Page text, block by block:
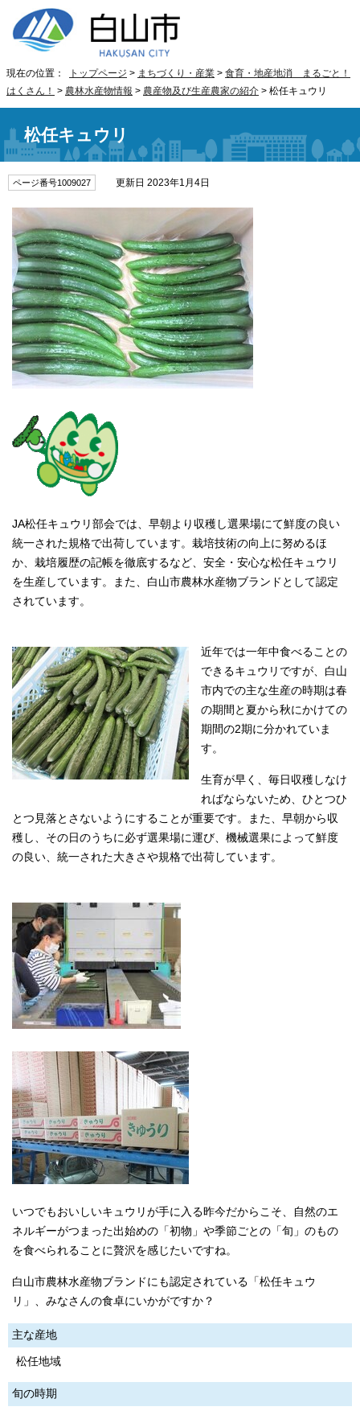
現在の位置： トップページ > まちづくり・産業 > 食育・地産地消 まるごと！
はくさん！ > 農林水産物情報 > 農産物及び生産農家の紹介 > 松任キュウリ
松任キュウリ
ページ番号1009027 更新日 2023年1月4日
JA松任キュウリ部会では、早朝より収穫し選果場にて鮮度の良い
統一された規格で出荷しています。栽培技術の向上に努めるほ
か、栽培履歴の記帳を徹底するなど、安全・安心な松任キュウリ
を生産しています。また、白山市農林水産物ブランドとして認定
されています。
近年では一年中食べることの
できるキュウリですが、白山
市内での主な生産の時期は春
の期間と夏から秋にかけての
期間の2期に分かれていま
す。
生育が早く、毎日収穫しなけ
ればならないため、ひとつひ
とつ見落とさないようにすることが重要です。また、早朝から収
穫し、その日のうちに必ず選果場に運び、機械選果によって鮮度
の良い、統一された大きさや規格で出荷しています。
いつでもおいしいキュウリが手に入る昨今だからこそ、自然のエ
ネルギーがつまった出始めの「初物」や季節ごとの「旬」のもの
を食べられることに贅沢を感じたいですね。
白山市農林水産物ブランドにも認定されている「松任キュウ
リ」、みなさんの食卓にいかがですか？
主な産地
松任地域
旬の時期